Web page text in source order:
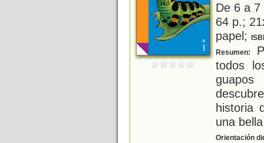
De 6 a
64 p.;
papel;
Resumen:
todos
historia
una
Orientación